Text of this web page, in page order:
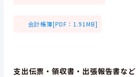
会計帳簿[PDF：1.91MB]
支出伝票・領収書・出張報告書など